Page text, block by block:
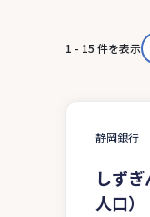
1 - 15 件を表示
静岡銀行
しず
人口）